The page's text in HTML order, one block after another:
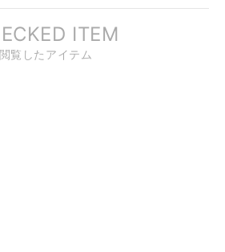
ITEM
閲覧したアイテム